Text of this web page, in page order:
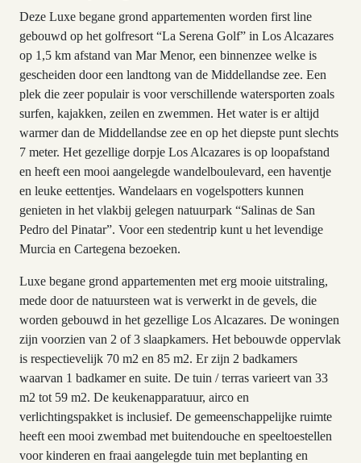
Deze Luxe begane grond appartementen worden first line
gebouwd op het golfresort “La Serena Golf” in Los Alcazares
op 1,5 km afstand van Mar Menor, een binnenzee welke is
gescheiden door een landtong van de Middellandse zee. Een
plek die zeer populair is voor verschillende watersporten zoals
surfen, kajakken, zeilen en zwemmen. Het water is er altijd
warmer dan de Middellandse zee en op het diepste punt slechts
7 meter. Het gezellige dorpje Los Alcazares is op loopafstand
en heeft een mooi aangelegde wandelboulevard, een haventje
en leuke eettentjes. Wandelaars en vogelspotters kunnen
genieten in het vlakbij gelegen natuurpark “Salinas de San
Pedro del Pinatar”. Voor een stedentrip kunt u het levendige
Murcia en Cartegena bezoeken.
Luxe begane grond appartementen met erg mooie uitstraling,
mede door de natuursteen wat is verwerkt in de gevels, die
worden gebouwd in het gezellige Los Alcazares. De woningen
zijn voorzien van 2 of 3 slaapkamers. Het bebouwde oppervlak
is respectievelijk 70 m2 en 85 m2. Er zijn 2 badkamers
waarvan 1 badkamer en suite. De tuin / terras varieert van 33
m2 tot 59 m2. De keukenapparatuur, airco en
verlichtingspakket is inclusief. De gemeenschappelijke ruimte
heeft een mooi zwembad met buitendouche en speeltoestellen
voor kinderen en fraai aangelegde tuin met beplanting en